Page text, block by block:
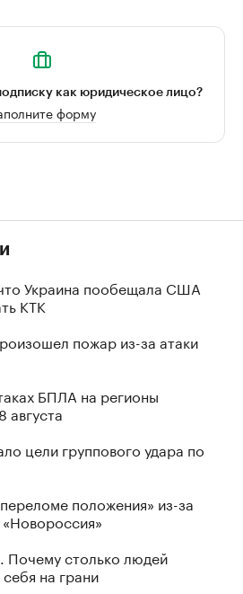
как юридическое лицо?
форму
Украина пообещала США
КТК
пожар из-за атаки
БПЛА на регионы
августа
цели группового удара по
положения» из-за
Почему столько людей
на грани